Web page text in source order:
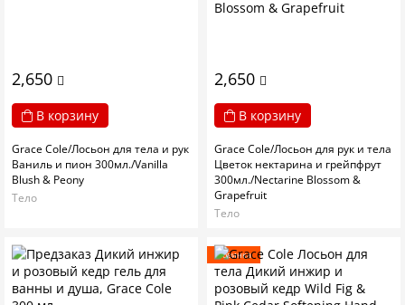
2,650
В корзину
Grace Cole/Лосьон для тела и рук
Ваниль и пион 300мл./Vanilla
Blush & Peony
Тело
2,650
В корзину
Grace Cole/Лосьон для рук и тела
Цветок нектарина и грейпфрут
300мл./Nectarine Blossom &
Grapefruit
Тело
Новинка